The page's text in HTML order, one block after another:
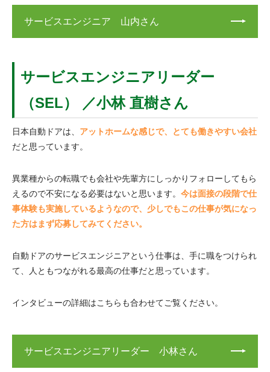
サービスエンジニア 山内さん
サービスエンジニアリーダー
（SEL） ／小林 直樹さん
日本自動ドアは、 アットホームな感じで、とても働きやすい会社
だと思っています。
異業種からの転職でも会社や先輩方にしっかりフォローしてもら
えるので不安になる必要はないと思います。 今は面接の段階で仕
事体験も実施しているようなので、少しでもこの仕事が気になっ
た方はまず応募してみてください。
自動ドアのサービスエンジニアという仕事は、手に職をつけられ
て、人ともつながれる最高の仕事だと思っています。
インタビューの詳細はこちらも合わせてご覧ください。
サービスエンジニアリーダー 小林さん